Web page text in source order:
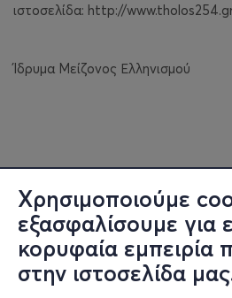
Χρησιμοποιούμε
εξασφαλίσουμε για
κορυφαία εμπειρία
στην ιστοσελίδα
ιστοσελίδα: http://
Ίδρυμα Μείζονος Ελληνισμού